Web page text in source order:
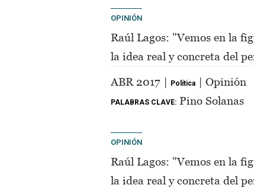
OPINIÓN
Raúl Lagos: "Vemos en la
la idea real y concreta del
de Perón"
ABR 2017 | Política | Opinión
PALABRAS CLAVE: Pino Solanas
OPINIÓN
Raúl Lagos: "Vemos en la
la idea real y concreta del